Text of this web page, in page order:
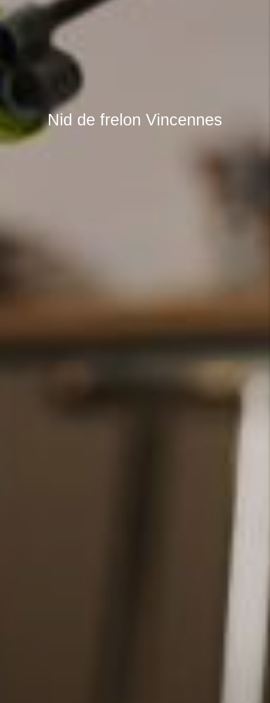
Nid de frelon Vincennes